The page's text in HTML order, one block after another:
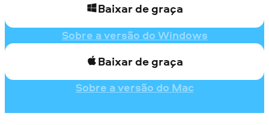
Baixar de graça
Sobre a versão do Windows
Baixar de graça
Sobre a versão do Mac